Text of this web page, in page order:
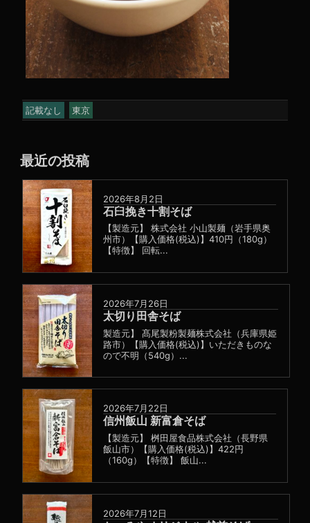
記載なし 東京
最近の投稿
2026年8月2日
石臼挽き十割そば
【製造元】 株式会社 小山製麺（岩手県奥
州市）【購入価格(税込)】410円（180g）
【特徴】 回転...
2026年7月26日
太切り田舎そば
製造元】 髙尾製粉製麺株式会社（兵庫県姫
路市）【購入価格(税込)】いただきものな
ので不明（540g）...
2026年7月22日
信州飯山 新富倉そば
【製造元】 桝田屋食品株式会社（長野県
飯山市）【購入価格(税込)】422円
（160g）【特徴】 飯山...
2026年7月12日